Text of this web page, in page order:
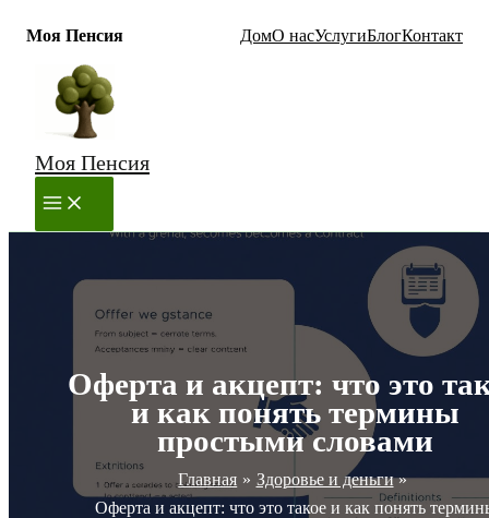
Моя Пенсия ДомО насУслугиБлогКонтакт
Перейти
содержимому
Моя Пенсия
MAIN
MENU
Оферта и акцепт: что это
и как понять термины
простыми словами
Главная
Здоровье и деньги
Оферта и акцепт: что это такое и как понять